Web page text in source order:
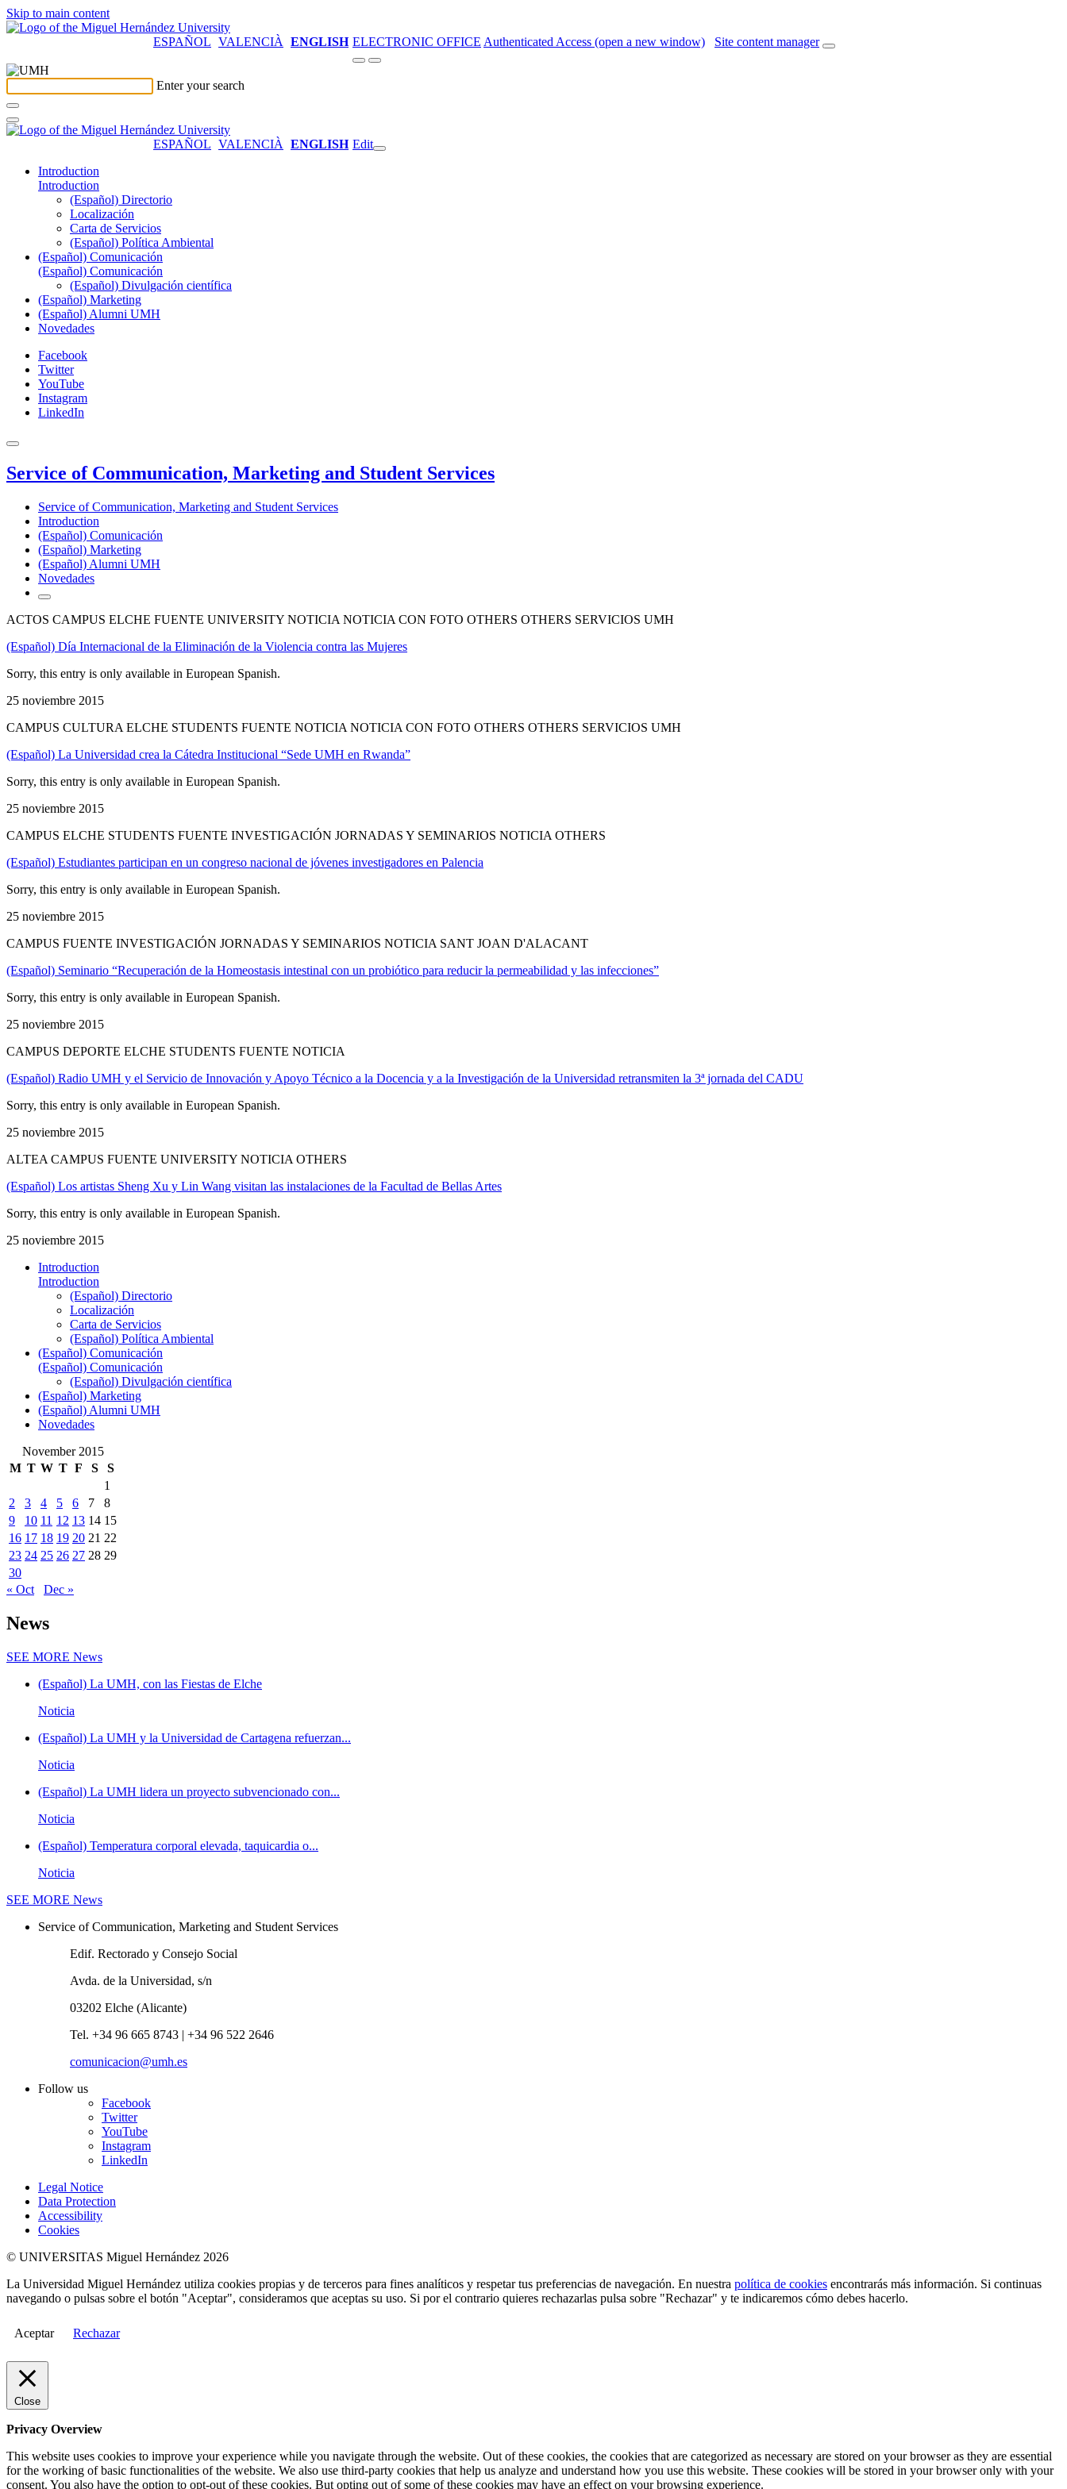
Skip to main content
ESPAÑOL VALENCIÀ ENGLISH ELECTRONIC OFFICE Authenticated Access (open a new window) Site content manager
Enter your search
ESPAÑOL VALENCIÀ ENGLISH Edit
Introduction
Introduction
(Español) Directorio
Localización
Carta de Servicios
(Español) Política Ambiental
(Español) Comunicación
(Español) Comunicación
(Español) Divulgación científica
(Español) Marketing
(Español) Alumni UMH
Novedades
Facebook
Twitter
YouTube
Instagram
LinkedIn
Service of Communication, Marketing and Student Services
Service of Communication, Marketing and Student Services
Introduction
(Español) Comunicación
(Español) Marketing
(Español) Alumni UMH
Novedades
ACTOS CAMPUS ELCHE FUENTE UNIVERSITY NOTICIA NOTICIA CON FOTO OTHERS OTHERS SERVICIOS UMH
(Español) Día Internacional de la Eliminación de la Violencia contra las Mujeres
Sorry, this entry is only available in European Spanish.
25 noviembre 2015
CAMPUS CULTURA ELCHE STUDENTS FUENTE NOTICIA NOTICIA CON FOTO OTHERS OTHERS SERVICIOS UMH
(Español) La Universidad crea la Cátedra Institucional “Sede UMH en Rwanda”
Sorry, this entry is only available in European Spanish.
25 noviembre 2015
CAMPUS ELCHE STUDENTS FUENTE INVESTIGACIÓN JORNADAS Y SEMINARIOS NOTICIA OTHERS
(Español) Estudiantes participan en un congreso nacional de jóvenes investigadores en Palencia
Sorry, this entry is only available in European Spanish.
25 noviembre 2015
CAMPUS FUENTE INVESTIGACIÓN JORNADAS Y SEMINARIOS NOTICIA SANT JOAN D'ALACANT
(Español) Seminario “Recuperación de la Homeostasis intestinal con un probiótico para reducir la permeabilidad y las infecciones”
Sorry, this entry is only available in European Spanish.
25 noviembre 2015
CAMPUS DEPORTE ELCHE STUDENTS FUENTE NOTICIA
(Español) Radio UMH y el Servicio de Innovación y Apoyo Técnico a la Docencia y a la Investigación de la Universidad retransmiten la 3ª jornada del CADU
Sorry, this entry is only available in European Spanish.
25 noviembre 2015
ALTEA CAMPUS FUENTE UNIVERSITY NOTICIA OTHERS
(Español) Los artistas Sheng Xu y Lin Wang visitan las instalaciones de la Facultad de Bellas Artes
Sorry, this entry is only available in European Spanish.
25 noviembre 2015
Introduction
Introduction
(Español) Directorio
Localización
Carta de Servicios
(Español) Política Ambiental
(Español) Comunicación
(Español) Comunicación
(Español) Divulgación científica
(Español) Marketing
(Español) Alumni UMH
Novedades
November 2015
M T W T F S
S
1
2
3 4 5 6 7
8
9
10 11 12 13 14 15
16 17 18 19 20 21 22
23 24 25 26 27 28 29
30
« Oct
Dec »
News
SEE MORE News
(Español) La UMH, con las Fiestas de Elche
Noticia
(Español) La UMH y la Universidad de Cartagena refuerzan...
Noticia
(Español) La UMH lidera un proyecto subvencionado con...
Noticia
(Español) Temperatura corporal elevada, taquicardia o...
Noticia
SEE MORE News
Service of Communication, Marketing and Student Services
Edif. Rectorado y Consejo Social
Avda. de la Universidad, s/n
03202 Elche (Alicante)
Tel. +34 96 665 8743 | +34 96 522 2646
comunicacion@umh.es
Follow us
Facebook
Twitter
YouTube
Instagram
LinkedIn
Legal Notice
Data Protection
Accessibility
Cookies
© UNIVERSITAS Miguel Hernández 2026
La Universidad Miguel Hernández utiliza cookies propias y de terceros para fines analíticos y respetar tus preferencias de navegación. En nuestra política de cookies encontrarás más información. Si continuas
navegando o pulsas sobre el botón "Aceptar", consideramos que aceptas su uso. Si por el contrario quieres rechazarlas pulsa sobre "Rechazar" y te indicaremos cómo debes hacerlo.
Aceptar Rechazar
Close
Privacy Overview
This website uses cookies to improve your experience while you navigate through the website. Out of these cookies, the cookies that are categorized as necessary are stored on your browser as they are essential
for the working of basic functionalities of the website. We also use third-party cookies that help us analyze and understand how you use this website. These cookies will be stored in your browser only with your
consent. You also have the option to opt-out of these cookies. But opting out of some of these cookies may have an effect on your browsing experience.